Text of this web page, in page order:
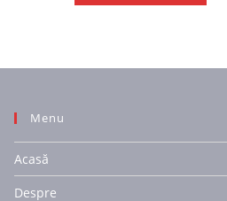
Menu
Acasă
Despre